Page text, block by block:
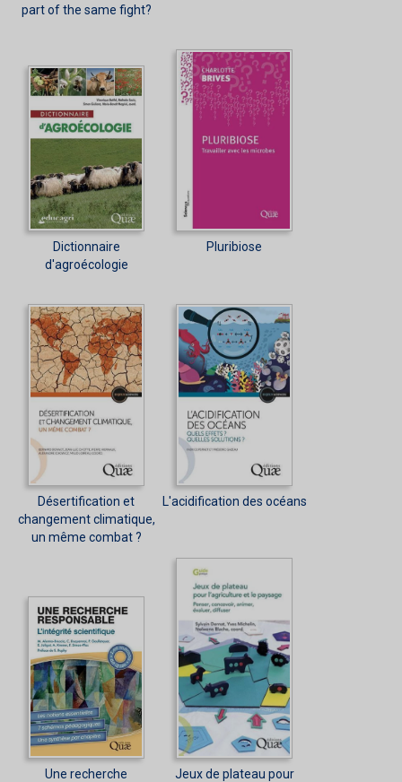
part of the same fight?
Dictionnaire
d'agroécologie
Pluribiose
Désertification et
changement climatique,
un même combat ?
L'acidification des océans
Une recherche
Jeux de plateau pour